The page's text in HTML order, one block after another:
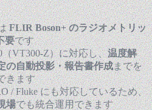
FLIR Boson+ のラジオメトリッ
要です
VT300-Z）に対応し、温度解
の自動投影・報告書作成までを
きます
/ Fluke にも対応しているため、
場でも統合運用できます